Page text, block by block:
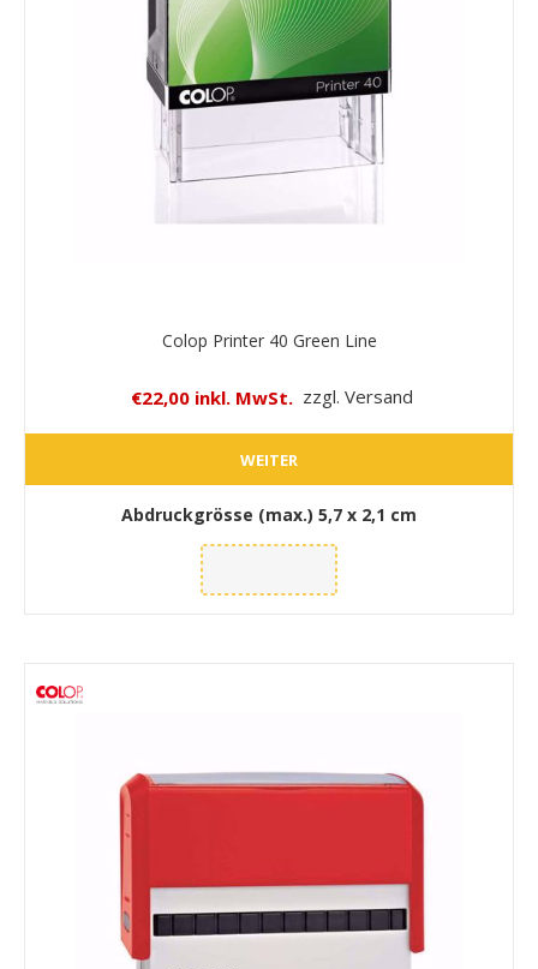
Colop Printer 40 Green Line
€22,00 inkl. MwSt. zzgl. Versand
WEITER
Abdruckgrösse (max.) 5,7 x 2,1 cm